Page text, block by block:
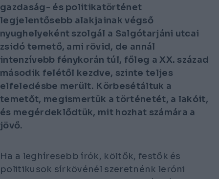
gazdaság- és politikatörténet
legjelentősebb alakjainak végső
nyughelyeként szolgál a Salgótarjáni utcai
zsidó temető, ami rövid, de annál
intenzívebb fénykorán túl, főleg a XX. század
második felétől kezdve, szinte teljes
elfeledésbe merült. Körbesétáltuk a
temetőt, megismertük a történetét, a lakóit,
és megérdeklődtük, mit hozhat számára a
jövő.
Ha a leghíresebb írók, költők, festők és
politikusok sírkövénél szeretnénk leróni